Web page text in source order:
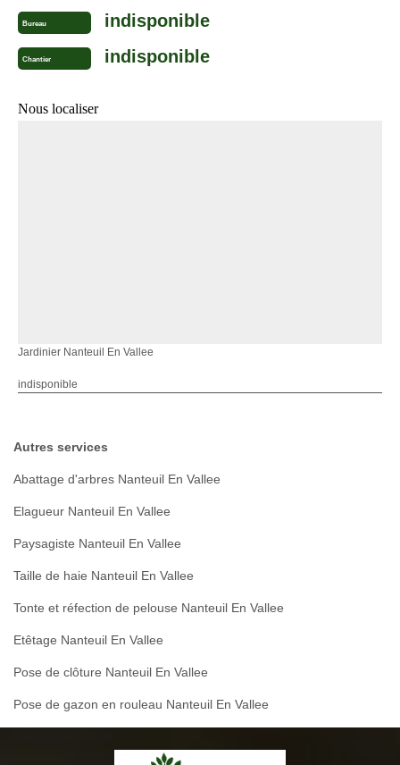
Bureau indisponible
Chantier indisponible
Nous localiser
Jardinier Nanteuil En Vallee
indisponible
Autres services
Abattage d'arbres Nanteuil En Vallee
Elagueur Nanteuil En Vallee
Paysagiste Nanteuil En Vallee
Taille de haie Nanteuil En Vallee
Tonte et réfection de pelouse Nanteuil En Vallee
Etêtage Nanteuil En Vallee
Pose de clôture Nanteuil En Vallee
Pose de gazon en rouleau Nanteuil En Vallee